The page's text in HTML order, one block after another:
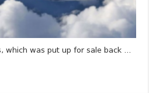
which was put up for sale back …